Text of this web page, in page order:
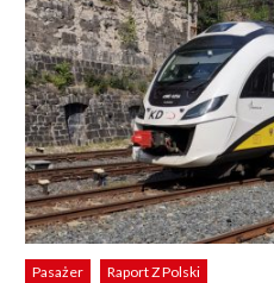
Pasażer Raport Z Polski